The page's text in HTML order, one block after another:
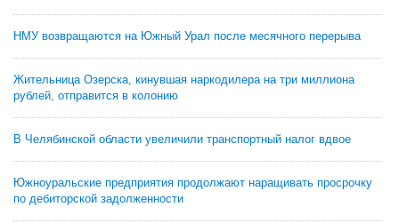
НМУ возвращаются на Южный Урал после месячного перерыва
Жительница Озерска, кинувшая наркодилера на три миллиона
рублей, отправится в колонию
В Челябинской области увеличили транспортный налог вдвое
Южноуральские предприятия продолжают наращивать просрочку
по дебиторской задолженности